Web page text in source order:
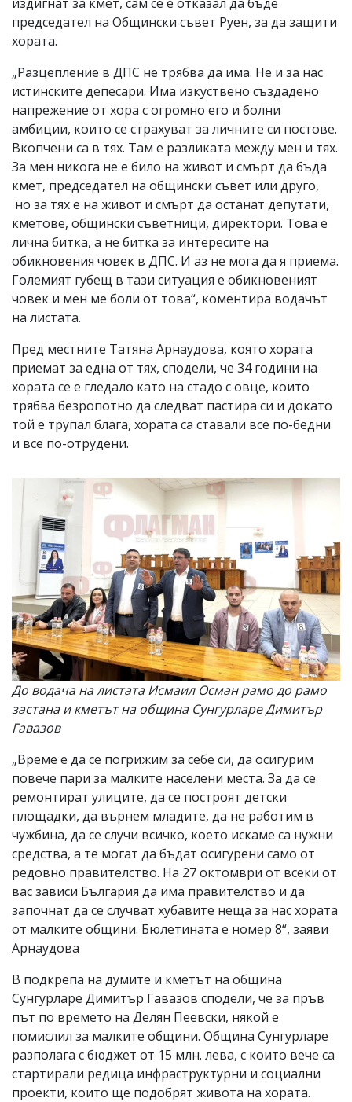
председател на Общински съвет Руен, за да защити
хората.
„Разцепление в ДПС не трябва да има. Не и за нас
истинските депесари. Има изкуствено създадено
напрежение от хора с огромно его и болни
амбиции, които се страхуват за личните си постове.
Вкопчени са в тях. Там е разликата между мен и тях.
За мен никога не е било на живот и смърт да бъда
кмет, председател на общински съвет или друго,
но за тях е на живот и смърт да останат депутати,
кметове, общински съветници, директори. Това е
лична битка, а не битка за интересите на
обикновения човек в ДПС. И аз не мога да я приема.
Големият губещ в тази ситуация е обикновеният
човек и мен ме боли от това“, коментира водачът
на листата.
Пред местните Татяна Арнаудова, която хората
приемат за една от тях, сподели, че 34 години на
хората се е гледало като на стадо с овце, които
трябва безропотно да следват пастира си и докато
той е трупал блага, хората са ставали все по-бедни
и все по-отрудени.
До водача на листата Исмаил Осман рамо до рамо
застана и кметът на община Сунгурларе Димитър
Гавазов
„Време е да се погрижим за себе си, да осигурим
повече пари за малките населени места. За да се
ремонтират улиците, да се построят детски
площадки, да върнем младите, да не работим в
чужбина, да се случи всичко, което искаме са нужни
средства, а те могат да бъдат осигурени само от
редовно правителство. На 27 октомври от всеки от
вас зависи България да има правителство и да
започнат да се случват хубавите неща за нас хората
от малките общини. Бюлетината е номер 8“, заяви
Арнаудова
В подкрепа на думите и кметът на община
Сунгурларе Димитър Гавазов сподели, че за пръв
път по времето на Делян Пеевски, някой е
помислил за малките общини. Община Сунгурларе
разполага с бюджет от 15 млн. лева, с които вече са
стартирали редица инфраструктурни и социални
проекти, които ще подобрят живота на хората.